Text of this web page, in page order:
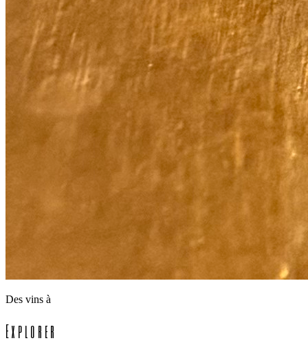
Des vins à
Explorer